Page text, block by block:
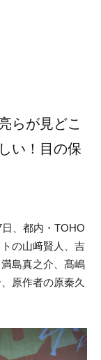
らが見どこ
い！目の保
、都内・TOHO
の山﨑賢人、吉
島真之介、髙嶋
原作者の原秦久